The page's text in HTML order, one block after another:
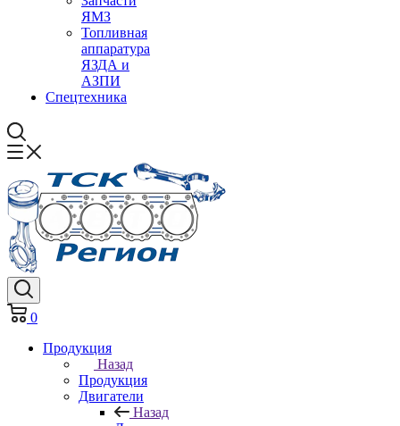
ЯМЗ
Топливная
аппаратура
ЯЗДА и
АЗПИ
Спецтехника
0
Продукция
Назад
Продукция
Двигатели
Назад